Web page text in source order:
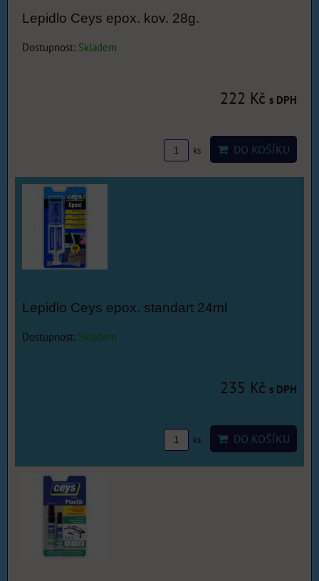
Lepidlo Ceys epox. kov. 28g.
Dostupnost: Skladem
222 Kč s DPH
ks DO KOŠÍKU
Lepidlo Ceys epox. standart 24ml
Dostupnost: Skladem
235 Kč s DPH
ks DO KOŠÍKU